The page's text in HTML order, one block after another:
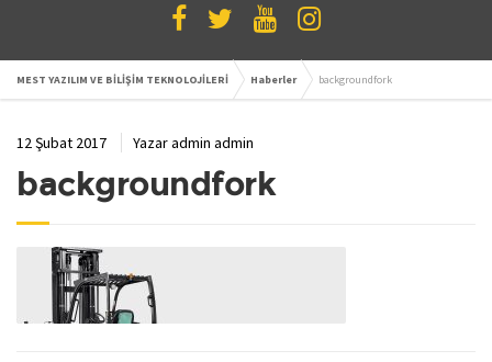
MEST YAZILIM VE BİLİŞİM TEKNOLOJİLERİ Haberler backgroundfork
12 Şubat 2017 Yazaradmin admin
backgroundfork